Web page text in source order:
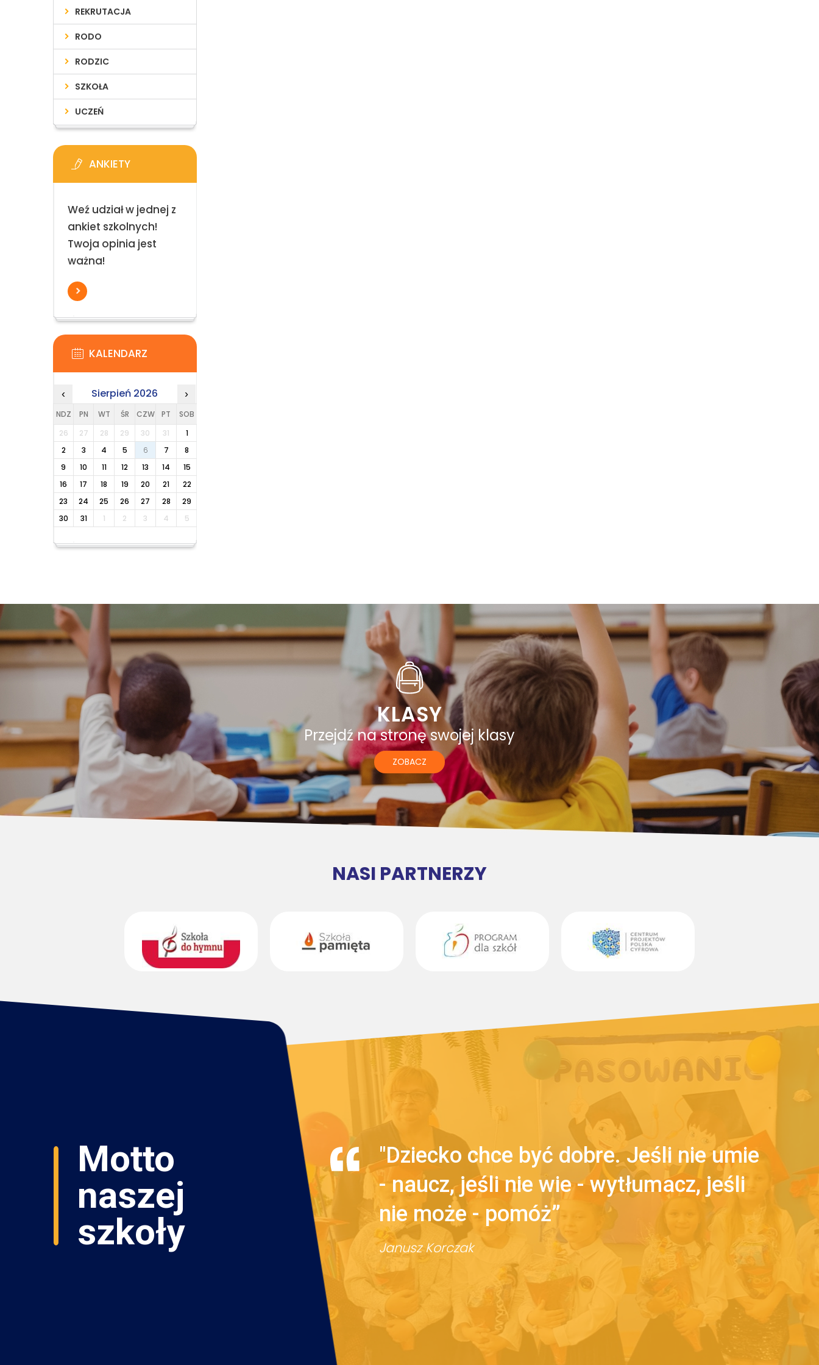
REKRUTACJA
RODO
RODZIC
SZKOŁA
UCZEŃ
ANKIETY
Weź udział w jednej z
ankiet szkolnych!
Twoja opinia jest
ważna!
KALENDARZ
‹ Sierpień 2026 ›
NDZ PN WT ŚR CZW PT
SOB
26
27 28 29 30 31
1
2
3 4 5 6 7
8
9
10 11 12 13 14
15
16
17 18 19 20 21
22
23
24 25 26 27 28
29
30
31 1 2 3 4 5
KLASY
Przejdź na stronę swojej klasy
ZOBACZ
NASI PARTNERZY
Motto
naszej
szkoły
"Dziecko chce być dobre. Jeśli nie umie
- naucz, jeśli nie wie - wytłumacz, jeśli
nie może - pomóż”
Janusz Korczak